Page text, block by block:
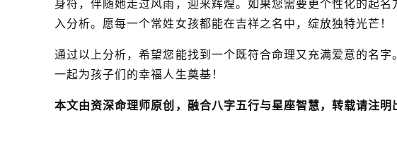
身符，伴随她走过风雨，迎来辉煌。如果您需要更个性化的起
入分析。愿每一个常姓女孩都能在吉祥之名中，绽放独特光芒！
通过以上分析，希望您能找到一个既符合命理又充满爱意的名
一起为孩子们的幸福人生奠基！
本文由资深命理师原创，融合八字五行与星座智慧，转载请注明